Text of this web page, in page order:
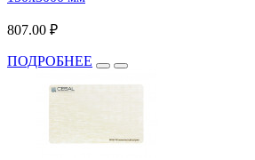
807.00 ₽
ПОДРОБНЕЕ